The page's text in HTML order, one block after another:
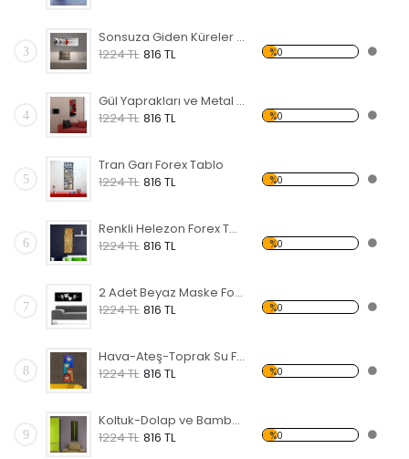
3
Sonsuza Giden Küreler Forex Tablo
1224 TL 816 TL %0
4
Gül Yaprakları ve Metal Forex Tablo
1224 TL 816 TL %0
5
Tran Garı Forex Tablo
1224 TL 816 TL %0
6
Renkli Helezon Forex Tablo
1224 TL 816 TL %0
7
2 Adet Beyaz Maske Forex Tablo
1224 TL 816 TL %0
8
Hava-Ateş-Toprak Su Forex Tablo
1224 TL 816 TL %0
9
Koltuk-Dolap ve Bambu Forex Tablo
1224 TL 816 TL %0